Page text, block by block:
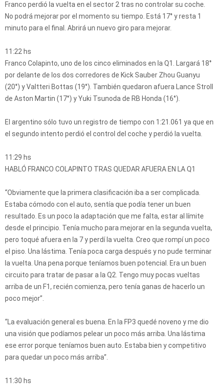
Franco perdió la vuelta en el sector 2 tras no controlar su coche.
No podrá mejorar por el momento su tiempo. Está 17° y resta 1
minuto para el final. Abrirá un nuevo giro para mejorar.
11:22 hs
Franco Colapinto, uno de los cinco eliminados en la Q1. Largará 18°
por delante de los dos corredores de Kick Sauber Zhou Guanyu
(20°) y Valtteri Bottas (19°). También quedaron afuera Lance Stroll
de Aston Martin (17°) y Yuki Tsunoda de RB Honda (16°).
El argentino sólo tuvo un registro de tiempo con 1:21.061 ya que en
el segundo intento perdió el control del coche y perdió la vuelta.
11:29 hs
HABLÓ FRANCO COLAPINTO TRAS QUEDAR AFUERA EN LA Q1
“Obviamente que la primera clasificación iba a ser complicada.
Estaba cómodo con el auto, sentía que podía tener un buen
resultado. Es un poco la adaptación que me falta, estar al límite
desde el principio. Tenía mucho para mejorar en la segunda vuelta,
pero toqué afuera en la 7 y perdí la vuelta. Creo que rompí un poco
el piso. Una lástima. Tenía poca carga después y no pude terminar
la vuelta. Una pena porque teníamos buen potencial. Era un buen
circuito para tratar de pasar a la Q2. Tengo muy pocas vueltas
arriba de un F1, recién comienza, pero tenía ganas de hacerlo un
poco mejor”.
“La evaluación general es buena. En la FP3 quedé noveno y me dio
una visión que podíamos pelear un poco más arriba. Una lástima
ese error porque teníamos buen auto. Estaba bien y competitivo
para quedar un poco más arriba”.
11:30 hs